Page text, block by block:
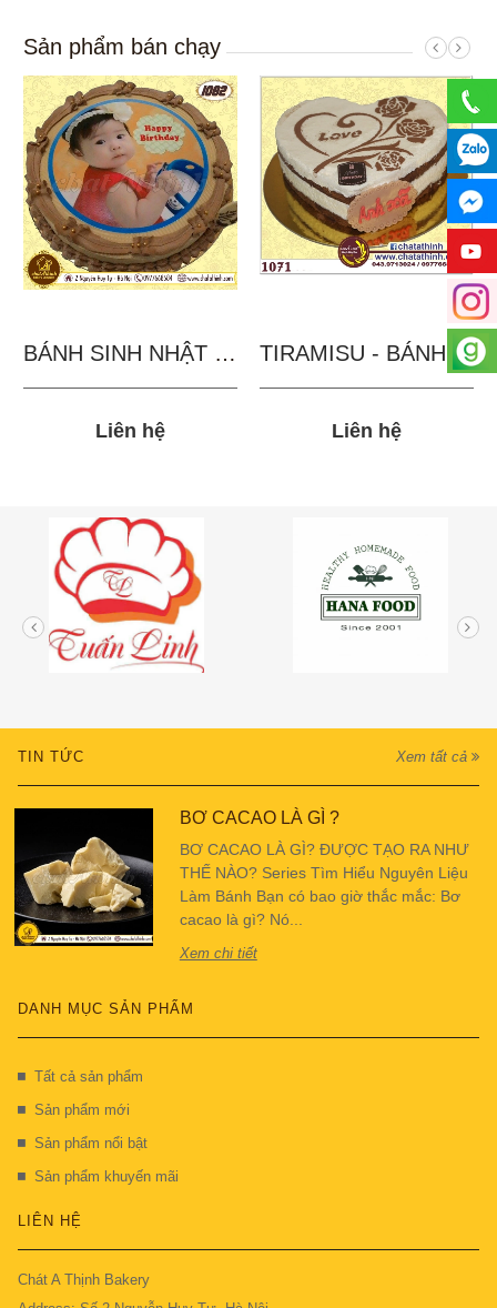
Sản phẩm bán chạy
BÁNH SINH NHẬT IN...
Liên hệ
TIRAMISU - BÁNH TẶNG...
Liên hệ
TIN TỨC Xem tất cả
BƠ CACAO LÀ GÌ ?
BƠ CACAO LÀ GÌ? ĐƯỢC TẠO RA NHƯ
THẾ NÀO? Series Tìm Hiểu Nguyên Liệu
Làm Bánh Bạn có bao giờ thắc mắc: Bơ
cacao là gì? Nó...
Xem chi tiết
DANH MỤC SẢN PHẨM
Tất cả sản phẩm
Sản phẩm mới
Sản phẩm nổi bật
Sản phẩm khuyến mãi
LIÊN HỆ
Chát A Thịnh Bakery